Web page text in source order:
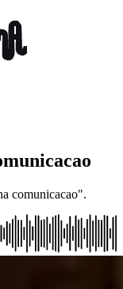
comunicacao".